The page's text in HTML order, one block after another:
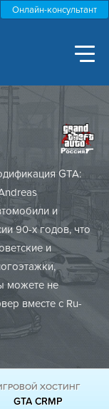
Онлайн-консультант
GTA:
и
90-х годов, что
и
можете не
вместе с Ru-
ХОСТИНГ
GTA CRMP